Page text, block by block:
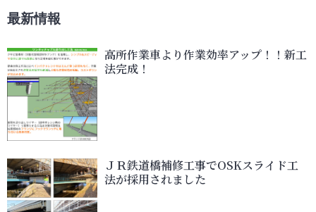
最新情報
高所作業車より作業効率アップ！！新工
法完成！
ＪＲ鉄道橋補修工事でOSKスライド工
法が採用されました